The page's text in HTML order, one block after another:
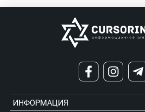
ИНФОРМАЦИЯ